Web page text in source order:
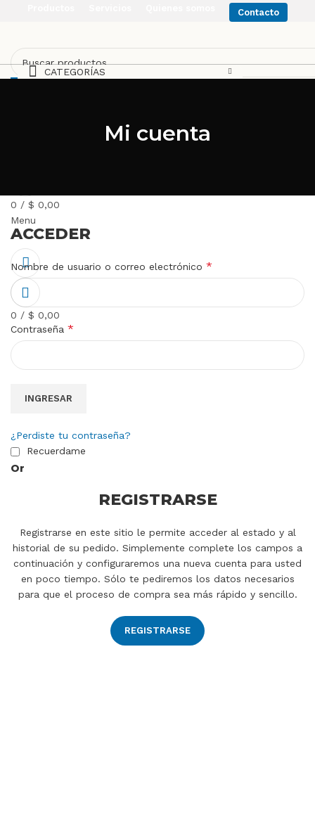
Contacto
0 / $ 0,00
Menu
0 / $ 0,00
CATEGORÍAS
Mi cuenta
ACCEDER
Nombre de usuario o correo electrónico *
Contraseña *
INGRESAR
¿Perdiste tu contraseña?
Recuerdame
Or
REGISTRARSE
Registrarse en este sitio le permite acceder al estado y al
historial de su pedido. Simplemente complete los campos a
continuación y configuraremos una nueva cuenta para usted
en poco tiempo. Sólo te pediremos los datos necesarios
para que el proceso de compra sea más rápido y sencillo.
REGISTRARSE